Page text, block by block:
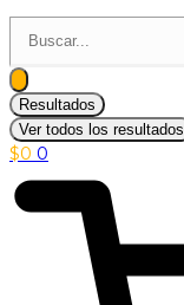
Resultados
Ver todos los resultados
$0 0